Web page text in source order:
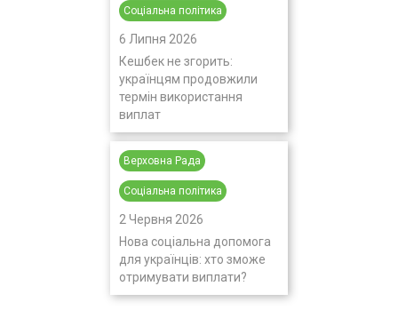
Соціальна політика
6 Липня 2026
Кешбек не згорить:
українцям продовжили
термін використання
виплат
Верховна Рада
Соціальна політика
2 Червня 2026
Нова соціальна допомога
для українців: хто зможе
отримувати виплати?